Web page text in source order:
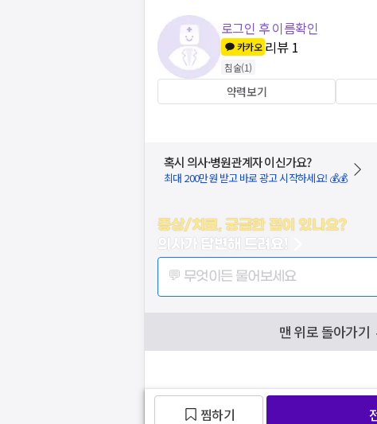
로그인 후 이름확인
카카오 리뷰 1
침술(1)
약력보기
혹시 의사·병원관계자 이신가요?
최대 200만원 받고 바로 광고 시작하세요! 💰💰
증상/치료, 궁금한 점이 있나요?
의사가 답변해 드려요!
💬 무엇이든 물어보세요
맨 위로 돌아가기
찜하기